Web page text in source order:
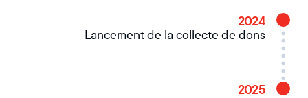
2024
Lancement de la collecte de dons
2025